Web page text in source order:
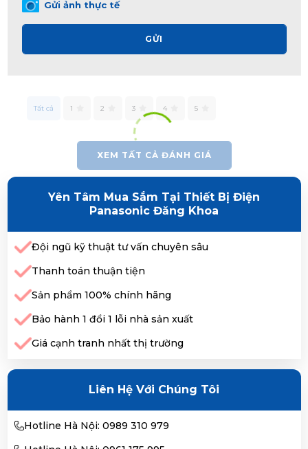
Gửi ảnh thực tế
GỬI
Tất cả 1 2 3 4 5
XEM TẤT CẢ ĐÁNH GIÁ
Yên Tâm Mua Sắm Tại Thiết Bị Điện
Panasonic Đăng Khoa
Đội ngũ kỹ thuật tư vấn chuyên sâu
Thanh toán thuận tiện
Sản phẩm 100% chính hãng
Bảo hành 1 đổi 1 lỗi nhà sản xuất
Giá cạnh tranh nhất thị trường
Liên Hệ Với Chúng Tôi
Hotline Hà Nội: 0989 310 979